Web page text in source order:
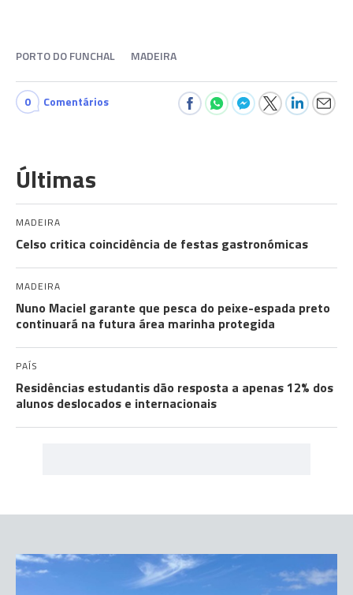
PORTO DO FUNCHAL MADEIRA
0 Comentários
Últimas
MADEIRA
Celso critica coincidência de festas gastronómicas
MADEIRA
Nuno Maciel garante que pesca do peixe-espada preto
continuará na futura área marinha protegida
PAÍS
Residências estudantis dão resposta a apenas 12% dos
alunos deslocados e internacionais